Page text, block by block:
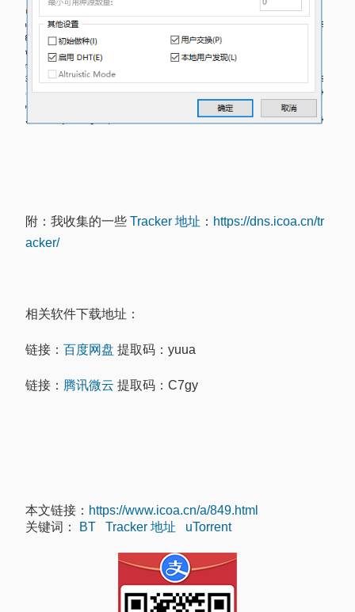
附：我收集的一些 Tracker 地址 ： https://dns.icoa.cn/tr
acker/
相关软件下载地址：
链接： 百度网盘 提取码：yuua
链接： 腾讯微云 提取码：C7gy
本文链接： https://www.icoa.cn/a/849.html
关键词：
BT Tracker 地址 uTorrent